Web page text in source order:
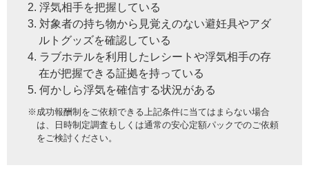
2. 浮気相手を把握している
3. 対象者の持ち物から見覚えのない避妊具やアダ
ルトグッズを確認している
4. ラブホテルを利用したレシートや浮気相手の存
在が把握できる証拠を持っている
5. 何かしら浮気を確信する状況がある
※成功報酬制をご依頼できる上記条件に当てはまらない場合
は、日時制定調査もしくは通常の安心定額パックでのご依頼
をご検討ください。